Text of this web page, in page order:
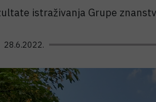
istraživanja Grupe
28.6.2022.